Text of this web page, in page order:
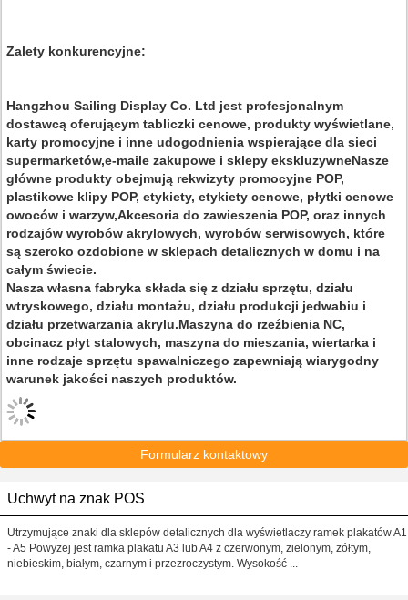
Zalety konkurencyjne:
Hangzhou Sailing Display Co. Ltd jest profesjonalnym
dostawcą oferującym tabliczki cenowe, produkty wyświetlane,
karty promocyjne i inne udogodnienia wspierające dla sieci
supermarketów,e-maile zakupowe i sklepy ekskluzywneNasze
główne produkty obejmują rekwizyty promocyjne POP,
plastikowe klipy POP, etykiety, etykiety cenowe, płytki cenowe
owoców i warzyw,Akcesoria do zawieszenia POP, oraz innych
rodzajów wyrobów akrylowych, wyrobów serwisowych, które
są szeroko ozdobione w sklepach detalicznych w domu i na
całym świecie.
Nasza własna fabryka składa się z działu sprzętu, działu
wtryskowego, działu montażu, działu produkcji jedwabiu i
działu przetwarzania akrylu.Maszyna do rzeźbienia NC,
obcinacz płyt stalowych, maszyna do mieszania, wiertarka i
inne rodzaje sprzętu spawalniczego zapewniają wiarygodny
warunek jakości naszych produktów.
Formularz kontaktowy
Uchwyt na znak POS
Utrzymujące znaki dla sklepów detalicznych dla wyświetlaczy ramek plakatów A1
- A5 Powyżej jest ramka plakatu A3 lub A4 z czerwonym, zielonym, żółtym,
niebieskim, białym, czarnym i przezroczystym. Wysokość ...